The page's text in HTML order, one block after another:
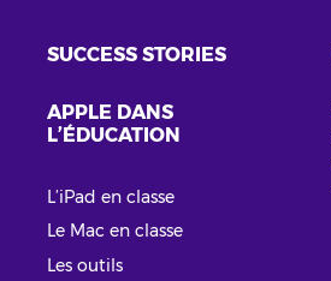
SUCCESS STORIES
APPLE DANS
L’ÉDUCATION
L’iPad en classe
Le Mac en classe
Les outils